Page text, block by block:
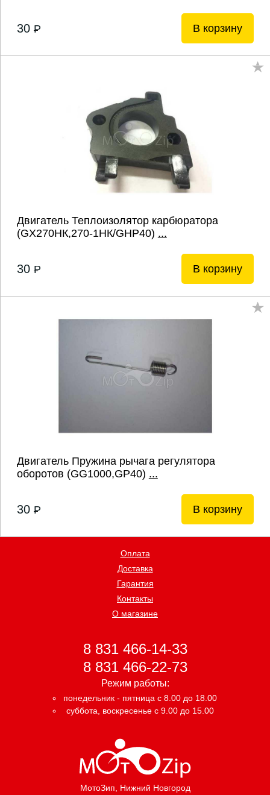
30 P В корзину
Двигатель Теплоизолятор карбюратора
(GХ270НК,270-1НК/GHP40) ...
30 P В корзину
Двигатель Пружина рычага регулятора
оборотов (GG1000,GP40) ...
30 P В корзину
МотоЗип, Нижний Новгород
Оплата
Доставка
Гарантия
Контакты
О магазине
8 831 466-14-33
8 831 466-22-73
Режим работы:
понедельник - пятница с 8.00 до 18.00
суббота, воскресенье с 9.00 до 15.00